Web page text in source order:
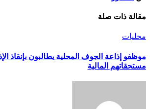
مقالة ذات صلة
محليات
موظفو إذاعة الجوف المحلية يطالبون بإنقاذ
مستحقاتهم المالية